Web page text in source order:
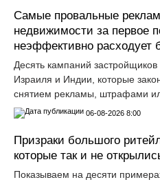
Самые провальные
недвижимости за первое
неэффективно расходует
Десять кампаний застройщиков
Израиля и Индии, которые
снятием рекламы, штрафами
06-08-2026 8:00
Призраки большого
которые так и не
Показываем на десяти